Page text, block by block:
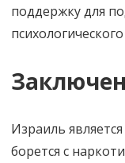
поддержку для
Израиль
борется с